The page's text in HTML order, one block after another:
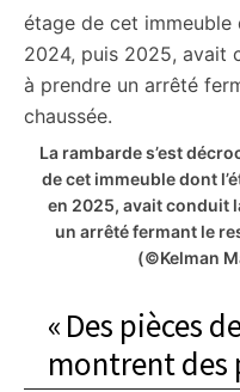
La rambarde s’est
de cet immeuble dont
en 2025, avait conduit
un arrêté fermant le
(©Kelman
« Des pièces
montrent des